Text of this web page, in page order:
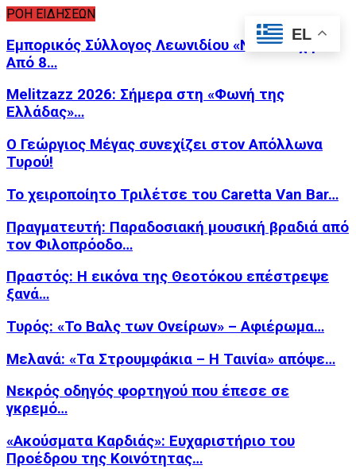
ΡΟΗ ΕΙΔΗΣΕΩΝ
Εμπορικός Σύλλογος Λεωνιδίου «Νέα Εποχή»:
Από 8…
Melitzazz 2026: Σήμερα στη «Φωνή της
Ελλάδας»…
Ο Γεώργιος Μέγας συνεχίζει στον Απόλλωνα
Τυρού!
Το χειροποίητο Τριλέτσε του Caretta Van Bar…
Πραγματευτή: Παραδοσιακή μουσική βραδιά από
τον Φιλοπρόοδο…
Πραστός: Η εικόνα της Θεοτόκου επέστρεψε
ξανά…
Τυρός: «Το Βαλς των Ονείρων» – Αφιέρωμα…
Μελανά: «Τα Στρουμφάκια – Η Ταινία» απόψε…
Νεκρός οδηγός φορτηγού που έπεσε σε
γκρεμό…
«Ακούσματα Καρδιάς»: Ευχαριστήριο του
Προέδρου της Κοινότητας…
EL